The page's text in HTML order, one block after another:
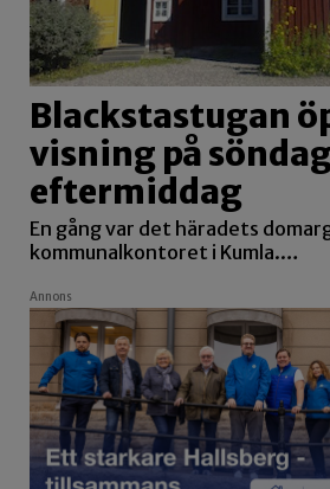
Blackstastugan
visning på söndag
eftermiddag
En gång var det häradets
kommunalkontoret i Kumla.…
Annons